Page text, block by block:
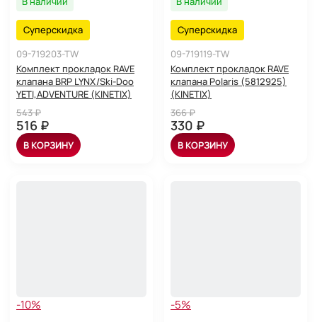
Суперскидка
09-719203-TW
Комплект прокладок RAVE
клапана BRP LYNX/Ski-Doo
YETI,ADVENTURE (KINETIX)
543 ₽
516 ₽
В КОРЗИНУ
Суперскидка
09-719119-TW
Комплект прокладок RAVE
клапана Polaris (5812925)
(KINETIX)
366 ₽
330 ₽
В КОРЗИНУ
-10% -5%